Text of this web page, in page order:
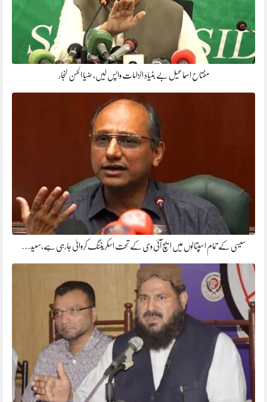
مفتاح اسماعیل بے بنیاد الزامات واپس لیں، ضیا الحسن لنجار
سیسی کے تمام اسپتالوں میں ایچ آئی وی کے تحت اسکریننگ کروائی جارہی ہے،سعید…